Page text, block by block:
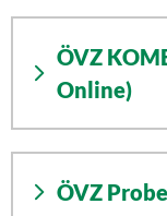
ÖVZ
Online)
ÖVZ